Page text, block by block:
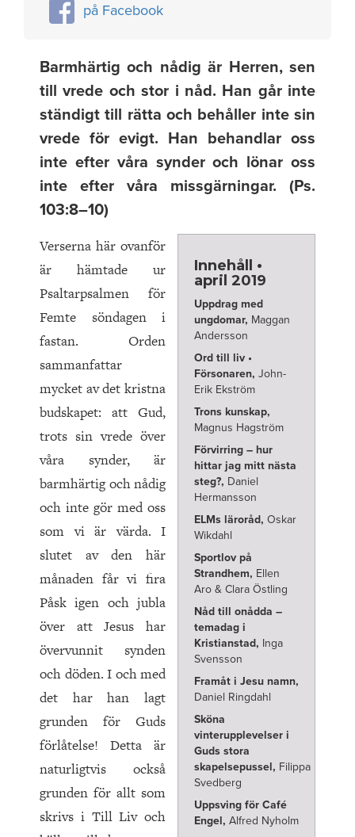
på Facebook
Barmhärtig och nådig är Herren, sen
till vrede och stor i nåd. Han går inte
ständigt till rätta och behåller inte sin
vrede för evigt. Han behandlar oss
inte efter våra synder och lönar oss
inte efter våra missgärningar. (Ps.
103:8–10)
Innehåll •
april 2019
Uppdrag med
ungdomar, Maggan
Andersson
Ord till liv •
Försonaren, John-
Erik Ekström
Trons kunskap,
Magnus Hagström
Förvirring – hur
hittar jag mitt nästa
steg?, Daniel
Hermansson
ELMs läroråd, Oskar
Wikdahl
Sportlov på
Strandhem, Ellen
Aro & Clara Östling
Nåd till onådda –
temadag i
Kristianstad, Inga
Svensson
Framåt i Jesu namn,
Daniel Ringdahl
Sköna
vinterupplevelser i
Guds stora
skapelsepussel, Filippa
Svedberg
Uppsving för Café
Engel, Alfred Nyholm
Verserna här ovanför
är hämtade ur
Psaltarpsalmen för
Femte söndagen i
fastan. Orden
sammanfattar
mycket av det kristna
budskapet: att Gud,
trots sin vrede över
våra synder, är
barmhärtig och nådig
och inte gör med oss
som vi är värda. I
slutet av den här
månaden får vi fira
Påsk igen och jubla
över att Jesus har
övervunnit synden
och döden. I och med
det har han lagt
grunden för Guds
förlåtelse! Detta är
naturligtvis också
grunden för allt som
skrivs i Till Liv och